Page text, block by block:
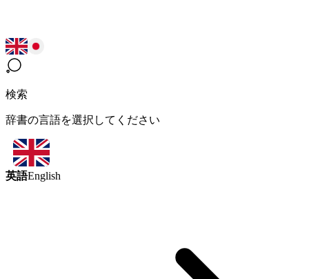
検索
辞書の言語を選択してください
英語English